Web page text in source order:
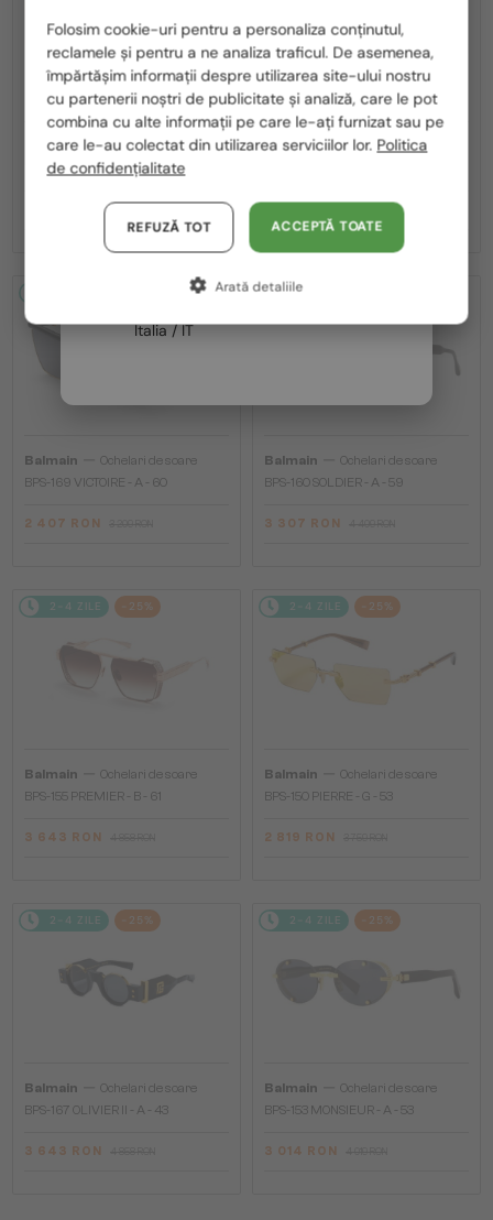
Balmain—Ochelari de soare
BPS-169 VICTOIRE - C - 60
Balmain—Ochelari de soare
Balmain
Ochelari de soare
BPS-169 VICTOIRE - A - 60
2 407 RON
2-4 ZILE
Balmain
Ochelari de soare
BPS-160 SOLDIER - A - 59
3 307 RON
2-4 ZILE -25%
Balmain
Ochelari de soare
BPS-155 PREMIER - B - 61
3 643 RON
2-4 ZILE -25%
Balmain
Ochelari de soare
BPS-150 PIERRE - G - 53
2 819 RON
2-4 ZILE -25%
Balmain
Ochelari de soare
BPS-167 OLIVIER II - A - 43
3 643 RON
2-4 ZILE -25%
Balmain
Ochelari de soare
BPS-153 MONSIEUR - A - 53
3 014 RON
România / RO
Polska / PL
Magyarország / HU
United Arab Emirates / EN
Austria / AT
Germania / DE
Franța / FR
Italia / IT
Folosim cookie-uri pentru a personaliza conținutul,
reclamele și pentru a ne analiza traficul. De asemenea,
împărtășim informații despre utilizarea site-ului nostru
cu partenerii noștri de publicitate și analiză, care le pot
combina cu alte informații pe care le-ați furnizat sau pe
care le-au colectat din utilizarea serviciilor lor. Politica
de confidențialitate
ACCEPTĂ TOATE
REFUZĂ TOT
Arată detaliile